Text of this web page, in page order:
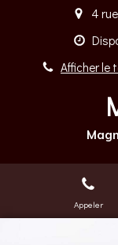
4
Afficher le
Appeler